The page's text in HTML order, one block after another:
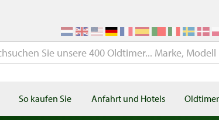
So kaufen Sie Anfahrt und Hotels